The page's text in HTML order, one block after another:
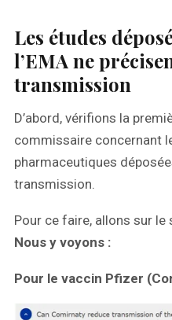
Les études
l’EMA ne
transmission
D’abord, vérifions la
commissaire concernant
pharmaceutiques
transmission.
Pour ce faire, allons sur le
Nous y voyons :
Pour le vaccin Pfizer